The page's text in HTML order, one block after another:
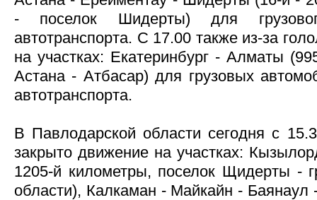
- поселок Шидерты) для
автотранспорта. С 17.00 также из-за
на участках: Екатеринбург - Алматы
Астана - Атбасар) для грузовых
автотранспорта.
В Павлодарской области сегодня с
закрыто движение на участках:
1205-й километры, поселок Щидерты -
области), Калкаман - Майкайн - Баянаул